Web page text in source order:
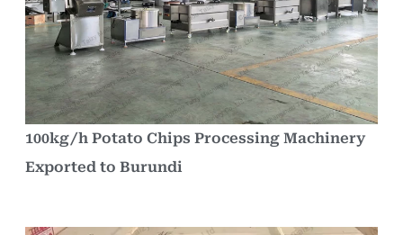
100kg/h Potato Chips Processing Machinery
Exported to Burundi